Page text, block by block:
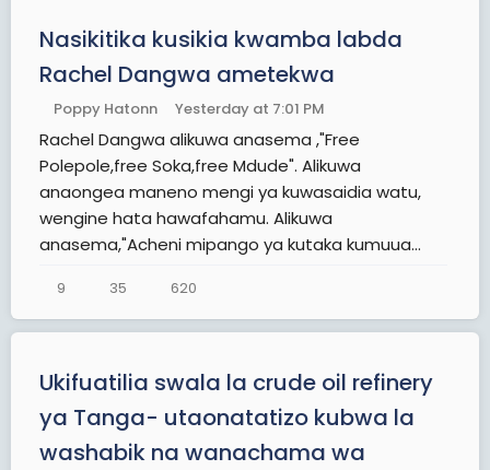
Nasikitika kusikia kwamba labda
Rachel Dangwa ametekwa
Poppy Hatonn Yesterday at 7:01 PM
Rachel Dangwa alikuwa anasema ,"Free
Polepole,free Soka,free Mdude". Alikuwa
anaongea maneno mengi ya kuwasaidia watu,
wengine hata hawafahamu. Alikuwa
anasema,"Acheni mipango ya kutaka kumuua...
9 35 620
Ukifuatilia swala la crude oil refinery
ya Tanga- utaonatatizo kubwa la
washabik na wanachama wa